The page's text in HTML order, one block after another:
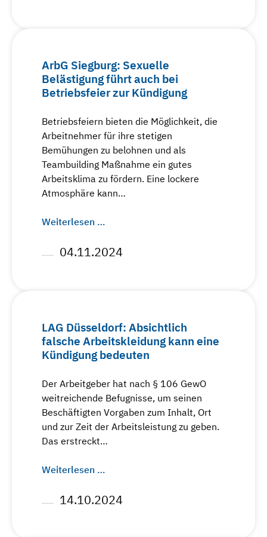
ArbG Siegburg: Sexuelle
Belästigung führt auch bei
Betriebsfeier zur Kündigung
Betriebsfeiern bieten die Möglichkeit, die
Arbeitnehmer für ihre stetigen
Bemühungen zu belohnen und als
Teambuilding Maßnahme ein gutes
Arbeitsklima zu fördern. Eine lockere
Atmosphäre kann…
Weiterlesen …
04.11.2024
LAG Düsseldorf: Absichtlich
falsche Arbeitskleidung kann eine
Kündigung bedeuten
Der Arbeitgeber hat nach § 106 GewO
weitreichende Befugnisse, um seinen
Beschäftigten Vorgaben zum Inhalt, Ort
und zur Zeit der Arbeitsleistung zu geben.
Das erstreckt…
Weiterlesen …
14.10.2024